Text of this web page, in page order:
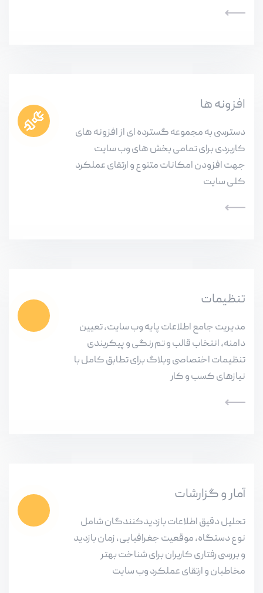
افزونه ها
دسترسی به مجموعه گسترده ای از افزونه های
کاربردی برای تمامی بخش های وب سایت
جهت افزودن امکانات متنوع و ارتقای عملکرد
کلی سایت
تنظیمات
مدیریت جامع اطلاعات پایه وب سایت، تعیین
دامنه، انتخاب قالب و تم رنگی و پیکربندی
تنظیمات اختصاصی وبلاگ برای تطابق کامل با
نیازهای کسب و کار
آمار و گزارشات
تحلیل دقیق اطلاعات بازدیدکنندگان شامل
نوع دستگاه، موقعیت جغرافیایی، زمان بازدید
و بررسی رفتاری کاربران برای شناخت بهتر
مخاطبان و ارتقای عملکرد وب سایت